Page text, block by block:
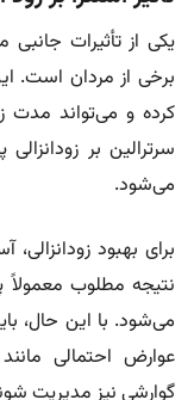
یکی از تأثیرات جانبی
برخی از مردان است.
کرده و می‌تواند مدت
سرترالین بر
می‌شود.
برای بهبود
نتیجه مطلوب
می‌شود. با این حال،
عوارض احتمالی
گوارشی نیز مدیریت